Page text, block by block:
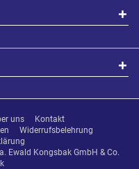
uns
Kontakt
Widerrufsbelehrung
Ewald Kongsbak GmbH & Co.